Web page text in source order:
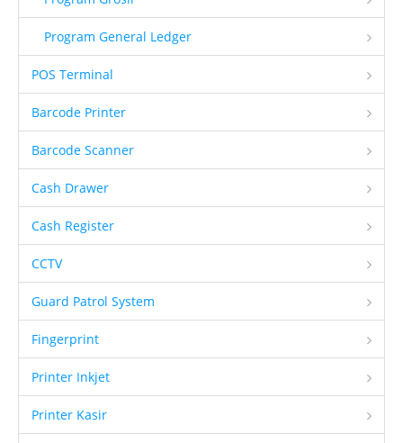
Program General Ledger
POS Terminal
Barcode Printer
Barcode Scanner
Cash Drawer
Cash Register
CCTV
Guard Patrol System
Fingerprint
Printer Inkjet
Printer Kasir